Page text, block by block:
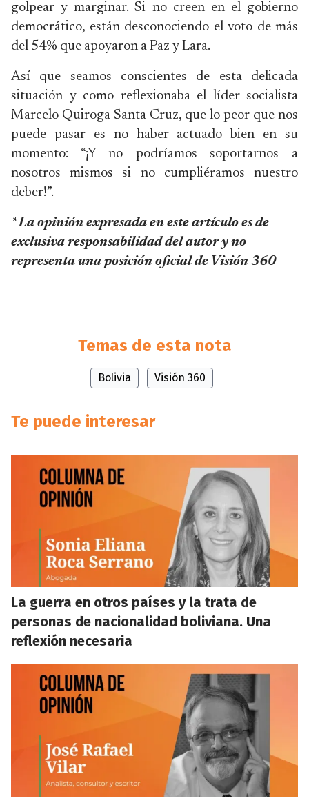
golpear y marginar. Si no creen en el gobierno
democrático, están desconociendo el voto de más
del 54% que apoyaron a Paz y Lara.
Así que seamos conscientes de esta delicada
situación y como reflexionaba el líder socialista
Marcelo Quiroga Santa Cruz, que lo peor que nos
puede pasar es no haber actuado bien en su
momento: “¡Y no podríamos soportarnos a
nosotros mismos si no cumpliéramos nuestro
deber!”.
* La opinión expresada en este artículo es de
exclusiva responsabilidad del autor y no
representa una posición oficial de Visión 360
Temas de esta nota
Bolivia Visión 360
Te puede interesar
La guerra en otros países y la trata de
personas de nacionalidad boliviana. Una
reflexión necesaria